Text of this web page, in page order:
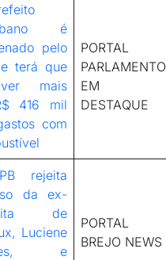
é
pelo
terá que
mais
416 mil
com
PORTAL
PARLAMENTO
EM
DESTAQUE
rejeita
da ex-
de
Luciene
e
PORTAL
BREJO NEWS